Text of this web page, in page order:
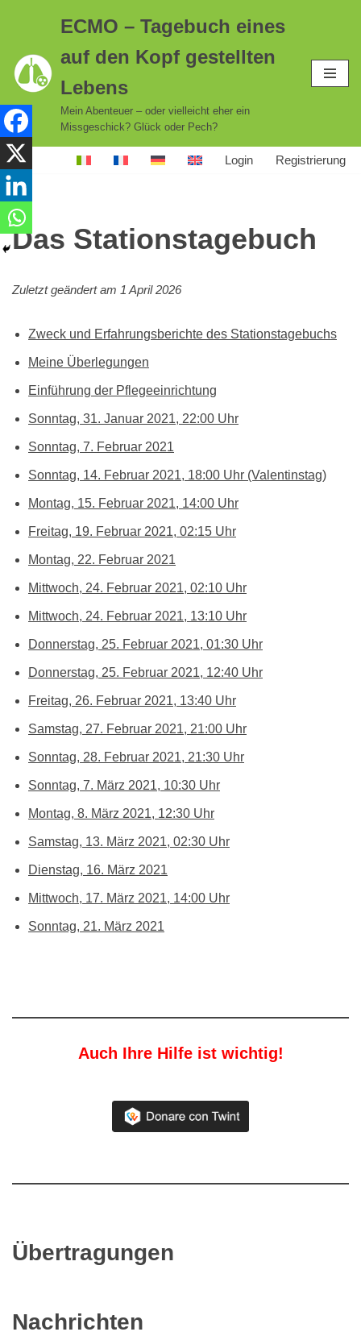
Inhalt
springen
ECMO – Tagebuch eines
auf den Kopf gestellten
Lebens
Mein Abenteuer – oder vielleicht eher ein
Missgeschick? Glück oder Pech?
Login Registrierung
Das Stationstagebuch
Zuletzt geändert am 1 April 2026
Zweck und Erfahrungsberichte des Stationstagebuchs
Meine Überlegungen
Einführung der Pflegeeinrichtung
Sonntag, 31. Januar 2021, 22:00 Uhr
Sonntag, 7. Februar 2021
Sonntag, 14. Februar 2021, 18:00 Uhr (Valentinstag)
Montag, 15. Februar 2021, 14:00 Uhr
Freitag, 19. Februar 2021, 02:15 Uhr
Montag, 22. Februar 2021
Mittwoch, 24. Februar 2021, 02:10 Uhr
Mittwoch, 24. Februar 2021, 13:10 Uhr
Donnerstag, 25. Februar 2021, 01:30 Uhr
Donnerstag, 25. Februar 2021, 12:40 Uhr
Freitag, 26. Februar 2021, 13:40 Uhr
Samstag, 27. Februar 2021, 21:00 Uhr
Sonntag, 28. Februar 2021, 21:30 Uhr
Sonntag, 7. März 2021, 10:30 Uhr
Montag, 8. März 2021, 12:30 Uhr
Samstag, 13. März 2021, 02:30 Uhr
Dienstag, 16. März 2021
Mittwoch, 17. März 2021, 14:00 Uhr
Sonntag, 21. März 2021
Auch Ihre Hilfe ist wichtig!
Übertragungen
Nachrichten